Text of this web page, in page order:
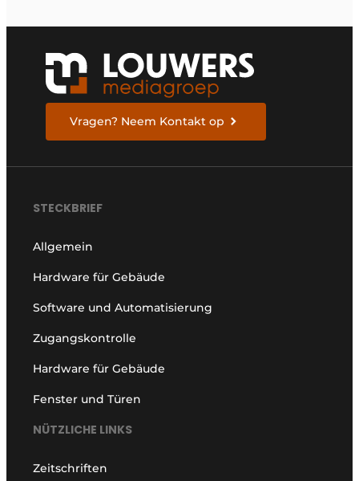
Vragen? Neem Kontakt op
STECKBRIEF
Allgemein
Hardware für Gebäude
Software und Automatisierung
Zugangskontrolle
Hardware für Gebäude
Fenster und Türen
NÜTZLICHE LINKS
Zeitschriften